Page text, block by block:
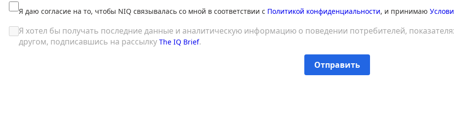
Я даю согласие на то, чтобы NIQ связывалась со мной в соответствии с Политикой конфиденциальности, и принимаю
Я хотел бы получать последние данные и аналитическую информацию о поведении потребителей,
другом, подписавшись на рассылку The IQ Brief.
Отправить